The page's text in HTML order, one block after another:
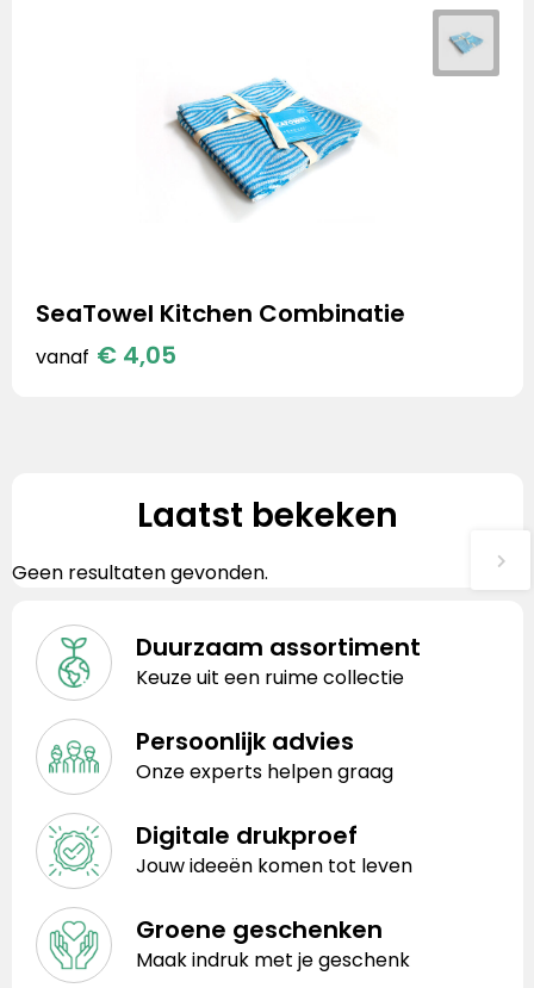
SeaTowel Kitchen Combinatie
vanaf € 4,05
Laatst bekeken
Geen resultaten gevonden.
Duurzaam assortiment
Keuze uit een ruime collectie
Persoonlijk advies
Onze experts helpen graag
Digitale drukproef
Jouw ideeën komen tot leven
Groene geschenken
Maak indruk met je geschenk